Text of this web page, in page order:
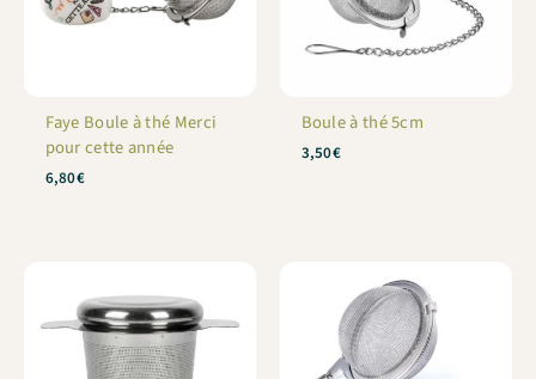
Faye Boule à thé Merci
pour cette année
6,80€
Boule à thé 5cm
3,50€